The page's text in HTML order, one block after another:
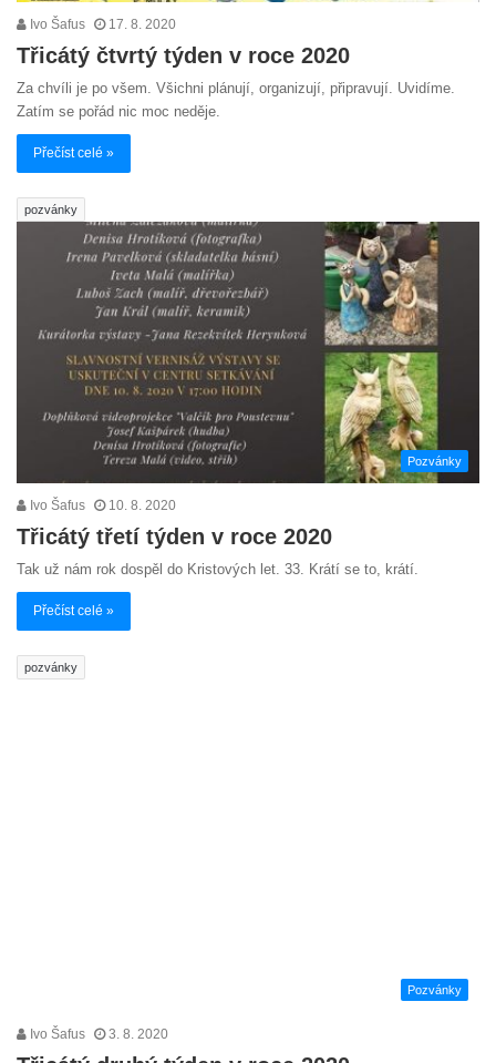
Ivo Šafus 17. 8. 2020
Třicátý čtvrtý týden v roce 2020
Za chvíli je po všem. Všichni plánují, organizují, připravují. Uvidíme.
Zatím se pořád nic moc neděje.
Přečíst celé »
pozvánky
Pozvánky
Ivo Šafus 10. 8. 2020
Třicátý třetí týden v roce 2020
Tak už nám rok dospěl do Kristových let. 33. Krátí se to, krátí.
Přečíst celé »
pozvánky
Pozvánky
Ivo Šafus 3. 8. 2020